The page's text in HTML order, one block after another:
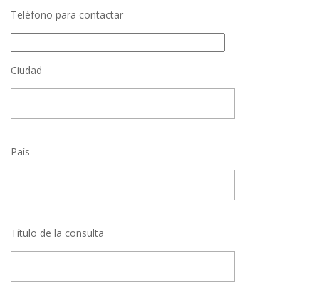
Teléfono para contactar
Ciudad
País
Título de la consulta